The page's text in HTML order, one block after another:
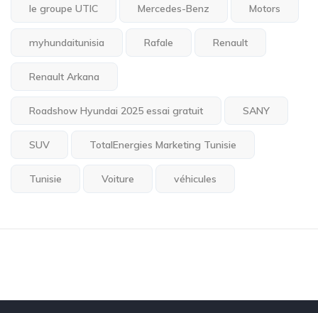
le groupe UTIC Mercedes-Benz Motors
myhundaitunisia Rafale Renault
Renault Arkana
Roadshow Hyundai 2025 essai gratuit SANY
SUV TotalEnergies Marketing Tunisie
Tunisie Voiture véhicules